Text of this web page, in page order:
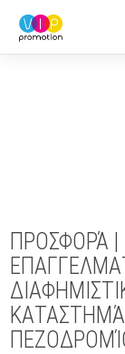
ΠΡΟΣΦΟΡΆ